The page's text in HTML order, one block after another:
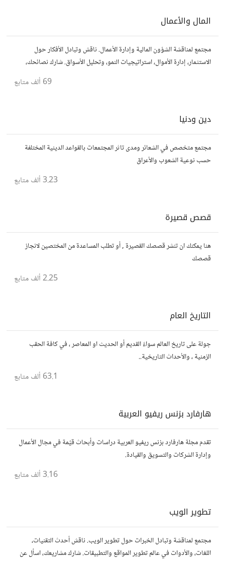
المال والأعمال
مجتمع لمناقشة الشؤون المالية وإدارة الأعمال. ناقش وتبادل الأفكار حول
الاستثمار، إدارة الأموال، استراتيجيات النمو، وتحليل الأسواق. شارك نصائحك،
69 ألف متابع
دين ودنيا
مجتمع متخصص في الشعائر ومدى تاثر المجتمعات بالقواعد الدينية المختلفة
حسب نوعية الشعوب والأعراق
3.23 ألف متابع
قصص قصيرة
هنا يمكنك ان تنشر قصصك القصيرة , أو تطلب المساعدة من المختصين لانجاز
قصصك
2.25 ألف متابع
التاريخ العام
جولة على تاريخ العالم سواءً القديم أو الحديث او المعاصر ، في كافة الحقب
الزمنية ، والأحداث التاريخية..
63.1 ألف متابع
هارفارد بزنس ريفيو العربية
تقدم مجلة هارفارد بزنس ريفيو العربية دراسات وأبحاث قيّمة في مجال الأعمال
وإدارة الشركات والتسويق والقيادة.
3.16 ألف متابع
تطوير الويب
مجتمع لمناقشة وتبادل الخبرات حول تطوير الويب. ناقش أحدث التقنيات،
اللغات، والأدوات في عالم تطوير المواقع والتطبيقات. شارك مشاريعك، اسأل عن